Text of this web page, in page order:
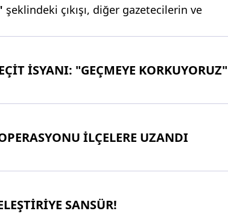
şeklindeki çıkışı, diğer gazetecilerin ve
İSYANI: "GEÇMEYE KORKUYORUZ"
İLÇELERE UZANDI
SANSÜR!